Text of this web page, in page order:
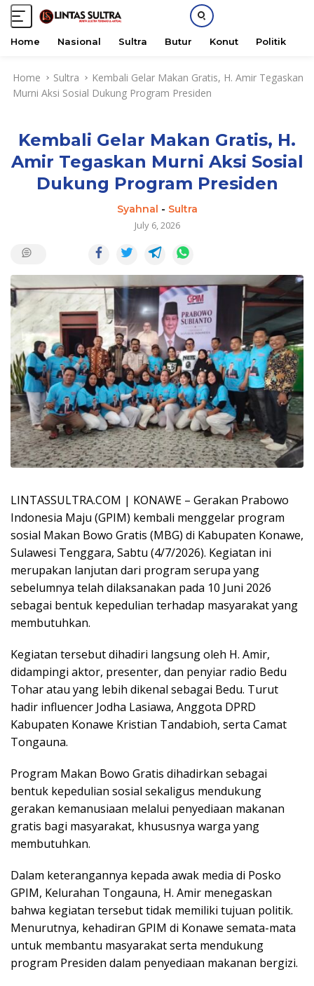
Home Nasional Sultra Butur Konut Politik
Home Sultra
Kembali Gelar Makan Gratis, H. Amir Tegaskan
Murni Aksi Sosial Dukung Program Presiden
Kembali Gelar Makan Gratis, H.
Amir Tegaskan Murni Aksi Sosial
Dukung Program Presiden
Syahnal - Sultra
July 6, 2026
LINTASSULTRA.COM | KONAWE – Gerakan Prabowo
Indonesia Maju (GPIM) kembali menggelar program
sosial Makan Bowo Gratis (MBG) di Kabupaten Konawe,
Sulawesi Tenggara, Sabtu (4/7/2026). Kegiatan ini
merupakan lanjutan dari program serupa yang
sebelumnya telah dilaksanakan pada 10 Juni 2026
sebagai bentuk kepedulian terhadap masyarakat yang
membutuhkan.
Kegiatan tersebut dihadiri langsung oleh H. Amir,
didampingi aktor, presenter, dan penyiar radio Bedu
Tohar atau yang lebih dikenal sebagai Bedu. Turut
hadir influencer Jodha Lasiawa, Anggota DPRD
Kabupaten Konawe Kristian Tandabioh, serta Camat
Tongauna.
Program Makan Bowo Gratis dihadirkan sebagai
bentuk kepedulian sosial sekaligus mendukung
gerakan kemanusiaan melalui penyediaan makanan
gratis bagi masyarakat, khususnya warga yang
membutuhkan.
Dalam keterangannya kepada awak media di Posko
GPIM, Kelurahan Tongauna, H. Amir menegaskan
bahwa kegiatan tersebut tidak memiliki tujuan politik.
Menurutnya, kehadiran GPIM di Konawe semata-mata
untuk membantu masyarakat serta mendukung
program Presiden dalam penyediaan makanan bergizi.